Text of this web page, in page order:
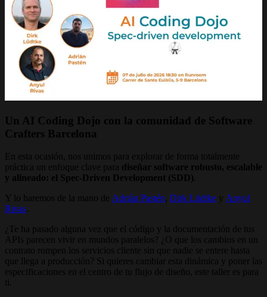
Un AI Coding Dojo con la comunidad de Software
Crafters Barcelona
En esta ocasión, nos unimos para explorar de forma totalmente
práctica un enfoque clave para diseñar software robusto, escalable
y alineado: el Spec-Driven Development (SDD)
Y lo haremos de la mano de Adrián Pastén Dirk Lüdtke y Anyul
Rivas
¿Te ha pasado alguna vez que el código y la documentación de tus
APIs parecen vivir en mundos paralelos? ¿O que los cambios en un
contrato rompen los servicios cliente sin que nadie se entere hasta
que llega a producción? Si quieres cambiar esta dinámica y poner las
especificaciones en el centro de tu flujo de diseño, este taller es para
ti.